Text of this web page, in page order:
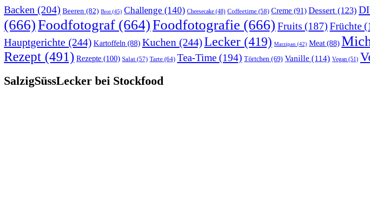
Backen (204) Beeren (82) Brot (45) Challenge (140) Cheesecake (48) Coffeetime (58) Creme (91) Dessert (123)
(666)Foodfotograf (664)Foodfotografie (666) Fruits (187) Früchte
Hauptgerichte (244) Kartoffeln (88) Kuchen (244)Lecker (419) Marzipan (42) Meat(88)
Rezept (491) Rezepte (100) Salat (57) Tarte (64) Tea-Time (194) Törtchen (69) Vanille (114) Vegan (51)
SalzigSüssLecker bei Stockfood